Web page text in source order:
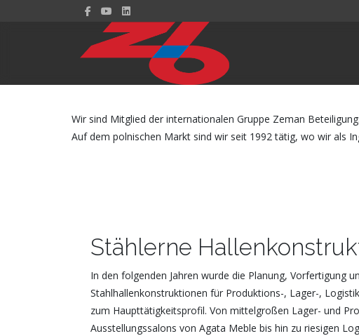
Wir sind Mitglied der internationalen Gruppe Zeman
Auf dem polnischen Markt sind wir seit 1992 tätig, wo wir als
Stählerne
In den folgenden Jahren wurde die Planung, Vorfertigung
Stahlhallenkonstruktionen für Produktions-, Lager-,
zum Haupttätigkeitsprofil. Von mittelgroßen Lager- und
Ausstellungssalons von Agata Meble bis hin zu riesigen